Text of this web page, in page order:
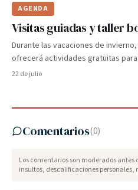
AGENDA
Visitas guiadas y taller
Durante las vacaciones de
ofrecerá actividades gratuitas
22 de julio
Comentarios(0)
Los comentarios son moderados antes
insultos, descalificaciones personales,